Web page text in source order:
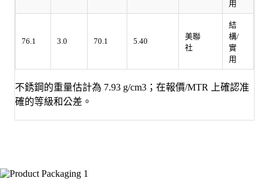
用
76.1 3.0 70.1 5.40
美聯
社
結
構/
實
用
不銹鋼的重量估計為 7.93 g/cm3；在報價/MTR 上確認准
確的等級和公差。